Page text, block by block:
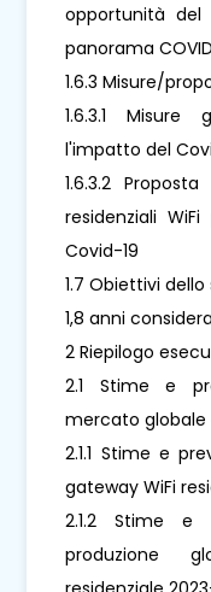
opportunità del
panorama
1.6.3 Misure/
1.6.3.1 Misure
l'impatto del
1.6.3.2
residenziali
Covid-19
1.7 Obiettivi
1,8 anni
2 Riepilogo
2.1 Stime e
mercato globale
2.1.1 Stime e
gateway WiFi
2.1.2 Stime e
produzione